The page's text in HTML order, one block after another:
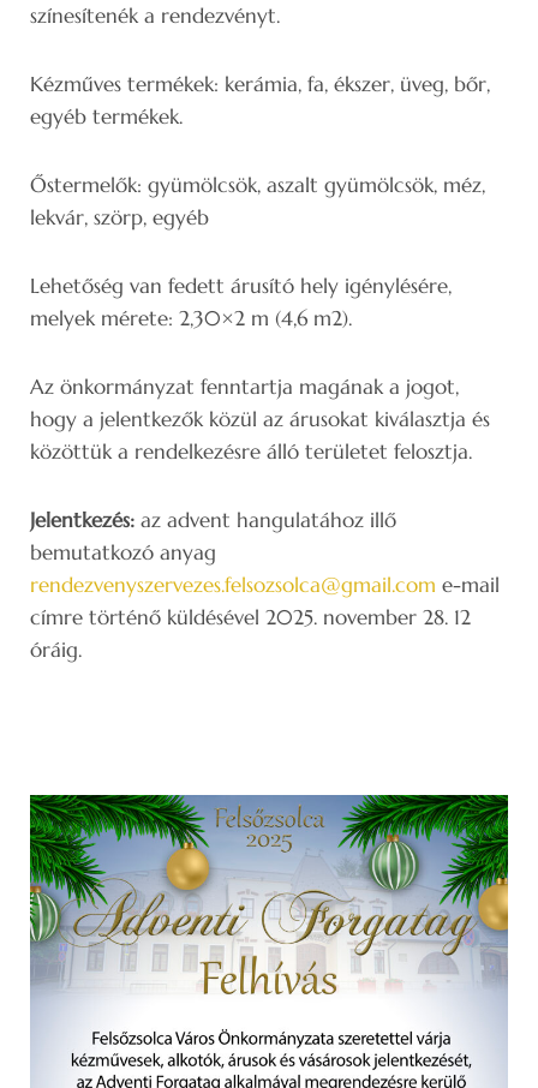
színesítenék a rendezvényt.
Kézműves termékek: kerámia, fa, ékszer, üveg, bőr,
egyéb termékek.
Őstermelők: gyümölcsök, aszalt gyümölcsök, méz,
lekvár, szörp, egyéb
Lehetőség van fedett árusító hely igénylésére,
melyek mérete: 2,30×2 m (4,6 m2).
Az önkormányzat fenntartja magának a jogot,
hogy a jelentkezők közül az árusokat kiválasztja és
közöttük a rendelkezésre álló területet felosztja.
Jelentkezés: az advent hangulatához illő
bemutatkozó anyag
rendezvenyszervezes.felsozsolca@gmail.com e-mail
címre történő küldésével 2025. november 28. 12
óráig.